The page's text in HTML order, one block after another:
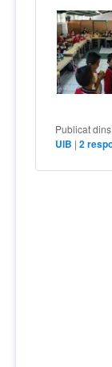
Publicat
UIB |2